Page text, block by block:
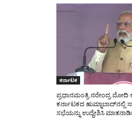
ಕರ್ನಾಟಕ
ಪ್ರಧಾನಮಂತ್ರಿ ನರೇಂದ್ರ ಮೋದಿ
ಕರ್ನಾಟಕದ ಹುಮ್ನಾಬಾದ್‌ನಲ್ಲಿ
ಸಭೆಯನ್ನು ಉದ್ದೇಶಿಸಿ